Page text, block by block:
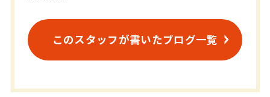
このスタッフが書いたブログ一覧